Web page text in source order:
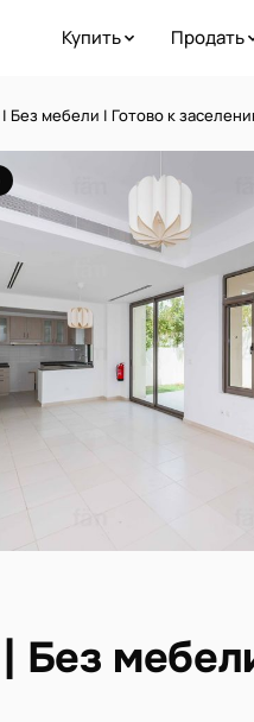
Купить Продать
| Без мебели | Готово к
Без